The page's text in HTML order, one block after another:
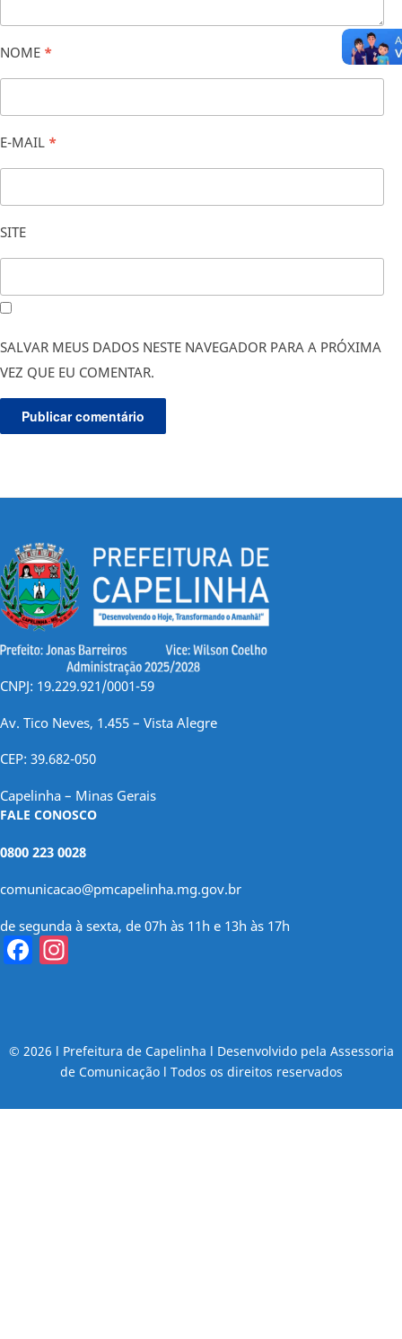
NOME *
E-MAIL *
SITE
SALVAR MEUS DADOS NESTE NAVEGADOR PARA A PRÓXIMA
VEZ QUE EU COMENTAR.
CNPJ: 19.229.921/0001-59
Av. Tico Neves, 1.455 – Vista Alegre
CEP: 39.682-050
Capelinha – Minas Gerais
FALE CONOSCO
0800 223 0028
comunicacao@pmcapelinha.mg.gov.br
de segunda à sexta, de 07h às 11h e 13h às 17h
Facebook
© 2026 l Prefeitura de Capelinha l Desenvolvido pela Assessoria
de Comunicação l Todos os direitos reservados